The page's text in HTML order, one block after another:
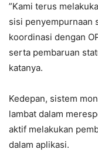
‎”Kami terus
sisi penyempurnaan
koordinasi dengan
serta pembaruan
katanya.
‎Kedepan, sistem
lambat dalam
aktif melakukan
dalam aplikasi.